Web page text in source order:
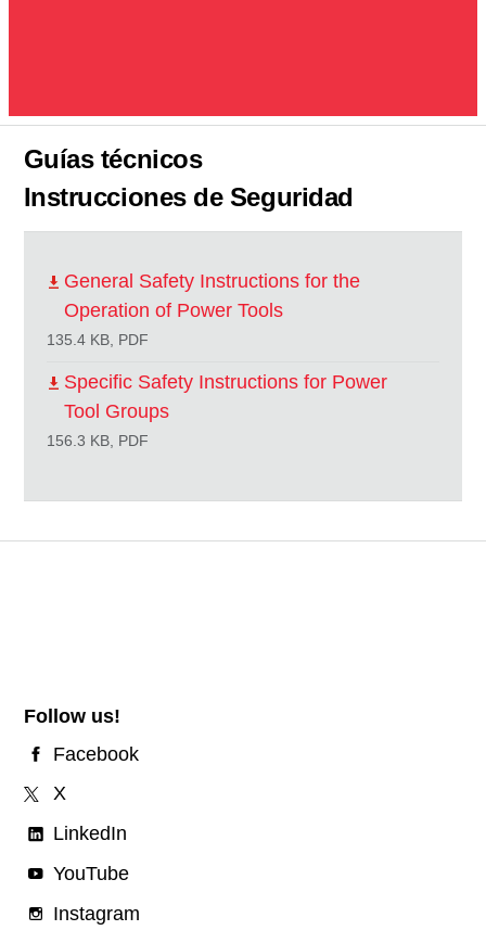
Guías técnicos
Instrucciones de Seguridad
General Safety Instructions for the
Operation of Power Tools
135.4 KB, PDF
Specific Safety Instructions for Power
Tool Groups
156.3 KB, PDF
Follow us!
Facebook
X
LinkedIn
YouTube
Instagram